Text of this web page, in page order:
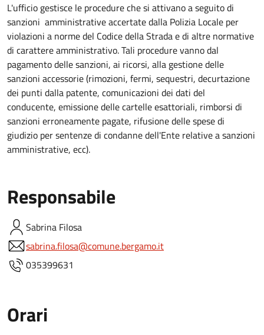
L'ufficio gestisce le procedure che si attivano a seguito di
sanzioni amministrative accertate dalla Polizia Locale per
violazioni a norme del Codice della Strada e di altre normative
di carattere amministrativo. Tali procedure vanno dal
pagamento delle sanzioni, ai ricorsi, alla gestione delle
sanzioni accessorie (rimozioni, fermi, sequestri, decurtazione
dei punti dalla patente, comunicazioni dei dati del
conducente, emissione delle cartelle esattoriali, rimborsi di
sanzioni erroneamente pagate, rifusione delle spese di
giudizio per sentenze di condanne dell'Ente relative a sanzioni
amministrative, ecc).
Responsabile
Sabrina Filosa
sabrina.filosa@comune.bergamo.it
035399631
Orari